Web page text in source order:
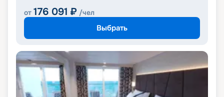
от 176 091 ₽ /чел
Выбрать